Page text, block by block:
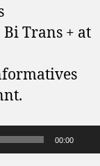
Trans + at
00:00